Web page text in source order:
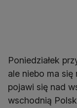
Poniedziałek
ale niebo ma
pojawi się nad
wschodnią